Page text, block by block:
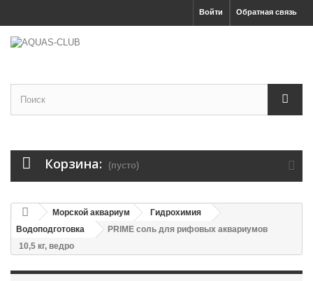
Обратная связь
Войти
Корзина: (пусто)
Морской аквариум
Гидрохимия
Водоподготовка
PRIME соль для рифовых аквариумов
10,5 кг, ведро